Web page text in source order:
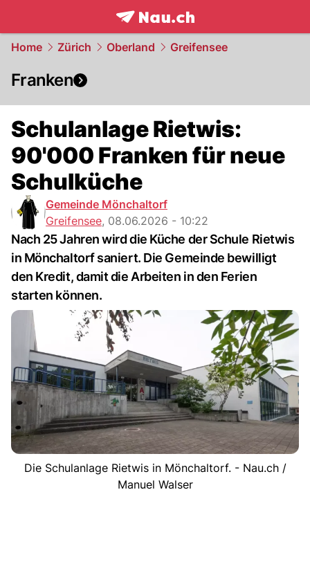
frontpage.NAU.ch
Home Zürich Oberland Greifensee
Franken
Schulanlage Rietwis:
90'000 Franken für neue
Schulküche
Gemeinde Mönchaltorf
Greifensee, 08.06.2026 - 10:22
Nach 25 Jahren wird die Küche der Schule Rietwis
in Mönchaltorf saniert. Die Gemeinde bewilligt
den Kredit, damit die Arbeiten in den Ferien
starten können.
Die Schulanlage Rietwis in Mönchaltorf. - Nau.ch /
Manuel Walser